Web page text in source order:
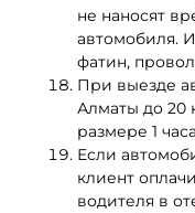
не наносят
автомобиля.
фатин,
При выезде
Алматы до 20
размере 1
Если
клиент
водителя в